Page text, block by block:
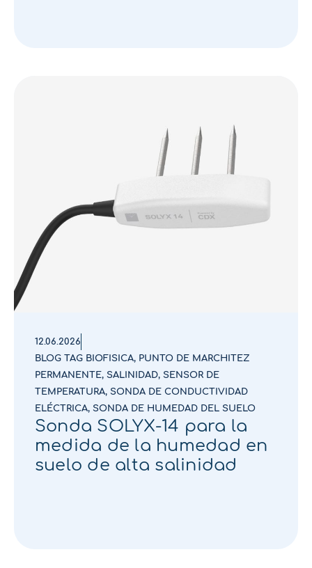
12.06.2026
BLOG TAG BIOFISICA, PUNTO DE MARCHITEZ
PERMANENTE, SALINIDAD, SENSOR DE
TEMPERATURA, SONDA DE CONDUCTIVIDAD
ELÉCTRICA, SONDA DE HUMEDAD DEL SUELO
Sonda SOLYX-14 para la
medida de la humedad en
suelo de alta salinidad